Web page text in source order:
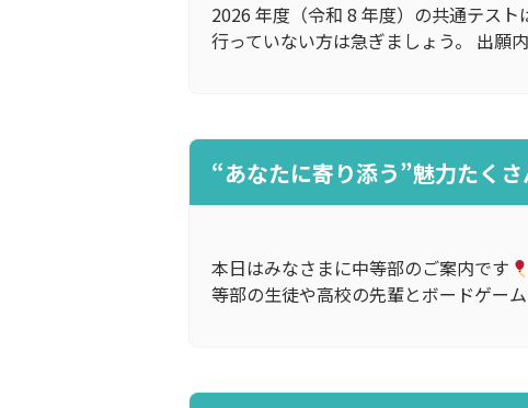
2026 年度（令和 8 年度）の共通テス
行っていない方は急ぎましょう。 出願
“あなたに寄り添う”魅力たくさ
本日はみなさまに中等部のご案内です
等部の生徒や高校の先輩とボードゲー